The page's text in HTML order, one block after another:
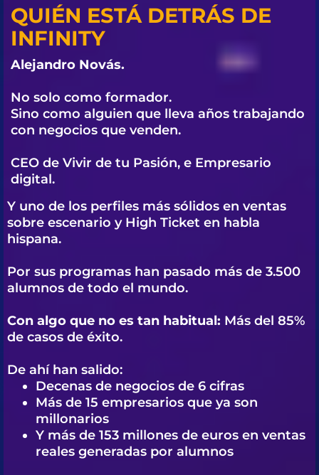
QUIÉN ESTÁ DETRÁS DE
INFINITY
Alejandro Novás.
No solo como formador.
Sino como alguien que lleva años trabajando
con negocios que venden.
CEO de Vivir de tu Pasión, e Empresario
digital.
Y uno de los perfiles más sólidos en ventas
sobre escenario y High Ticket en habla
hispana.
Por sus programas han pasado más de 3.500
alumnos de todo el mundo.
Con algo que no es tan habitual: Más del 85%
de casos de éxito.
De ahí han salido:
Decenas de negocios de 6 cifras
Más de 15 empresarios que ya son
millonarios
Y más de 153 millones de euros en ventas
reales generadas por alumnos